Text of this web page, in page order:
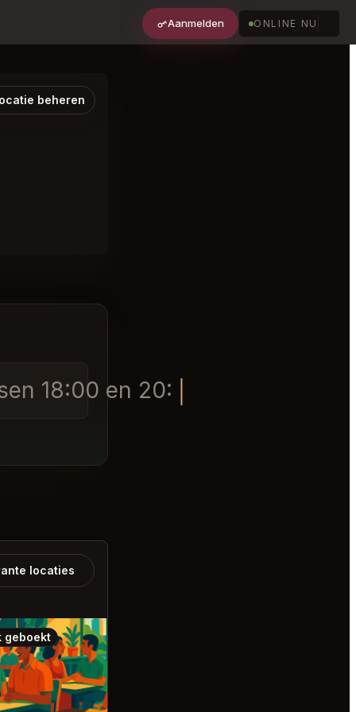
Aanmelden ONLINE NU
beheren
18:00 en 20:00 bij Akir
locaties
geboekt